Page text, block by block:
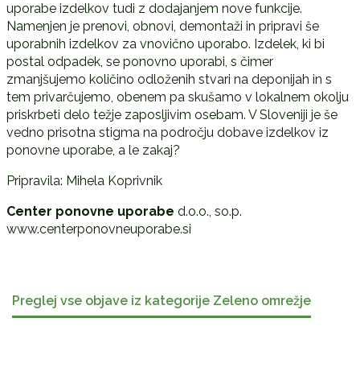
uporabe izdelkov tudi z dodajanjem nove funkcije.
Namenjen je prenovi, obnovi, demontaži in pripravi še
uporabnih izdelkov za vnovično uporabo. Izdelek, ki bi
postal odpadek, se ponovno uporabi, s čimer
zmanjšujemo količino odloženih stvari na deponijah in s
tem privarčujemo, obenem pa skušamo v lokalnem okolju
priskrbeti delo težje zaposljivim osebam. V Sloveniji je še
vedno prisotna stigma na področju dobave izdelkov iz
ponovne uporabe, a le zakaj?
Pripravila: Mihela Koprivnik
Center ponovne uporabe d.o.o., so.p.
www.centerponovneuporabe.si
Preglej vse objave iz kategorije Zeleno omrežje